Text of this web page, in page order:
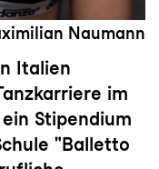
Naumann
Italien
im
Stipendium
"Balletto